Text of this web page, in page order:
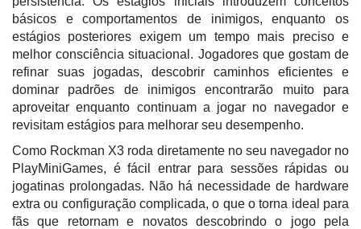
básicos e comportamentos de inimigos, enquanto os
estágios posteriores exigem um tempo mais preciso e
melhor consciência situacional. Jogadores que gostam de
refinar suas jogadas, descobrir caminhos eficientes e
dominar padrões de inimigos encontrarão muito para
aproveitar enquanto continuam a jogar no navegador e
revisitam estágios para melhorar seu desempenho.
Como Rockman X3 roda diretamente no seu navegador no
PlayMiniGames, é fácil entrar para sessões rápidas ou
jogatinas prolongadas. Não há necessidade de hardware
extra ou configuração complicada, o que o torna ideal para
fãs que retornam e novatos descobrindo o jogo pela